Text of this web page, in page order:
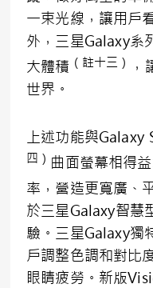
一束光線，讓用戶
外，三星Galaxy系
大體積 （註十三）
世界。
上述功能與
四） 曲面螢幕相得
率，營造更寬廣、
於三星Galaxy智慧
驗。三星Galaxy獨
戶調整色調和對比
眼睛疲勞。新版